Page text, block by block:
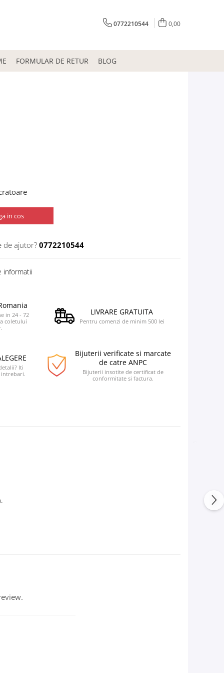
0772210544 0,00
FORMULAR DE RETUR BLOG
in cos
de ajutor? 0772210544
informatii
in 24 - 72
coletului
LIVRARE GRATUITA
Pentru comenzi de minim 500 lei
Iti
intrebari.
Bijuterii verificate si marcate
de catre ANPC
Bijuterii insotite de certificat de
conformitate si factura.